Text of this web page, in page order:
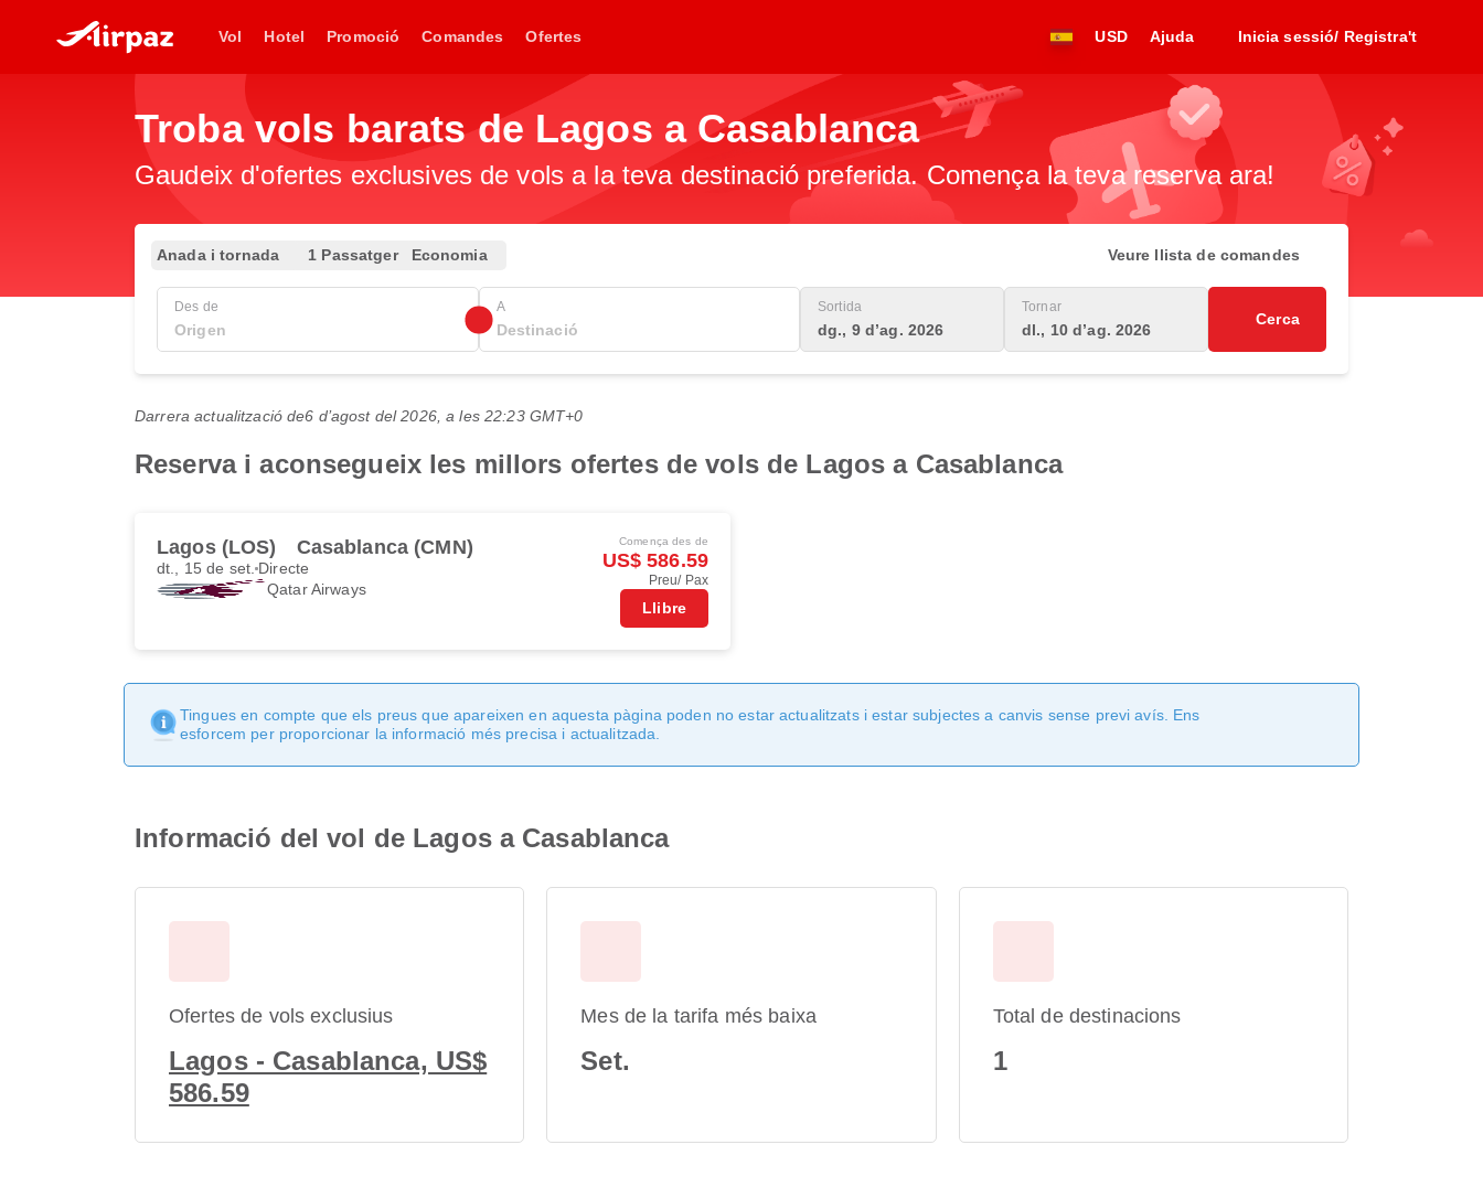
Vol Hotel Promoció Comandes Ofertes USD Ajuda Inicia sessió/ Registra't
Troba vols barats de Lagos a Casablanca
Gaudeix d'ofertes exclusives de vols a la teva destinació preferida. Comença la teva reserva ara!
Anada i tornada 1 Passatger Economia Veure llista de comandes
Des de A Sortida
dg., 9 d’ag. 2026
Tornar
dl., 10 d’ag. 2026
Cerca
Darrera actualització de6 d’agost del 2026, a les 22:23 GMT+0
Reserva i aconsegueix les millors ofertes de vols de Lagos a Casablanca
Lagos (LOS) Casablanca (CMN)
dt., 15 de set. Directe
Qatar Airways
Comença des de
US$ 586.59
Preu/ Pax
Llibre
Tingues en compte que els preus que apareixen en aquesta pàgina poden no estar actualitzats i estar subjectes a canvis sense previ avís. Ens
esforcem per proporcionar la informació més precisa i actualitzada.
Informació del vol de Lagos a Casablanca
Ofertes de vols exclusius
Lagos - Casablanca, US$
586.59
Mes de la tarifa més baixa
Set.
Total de destinacions
1